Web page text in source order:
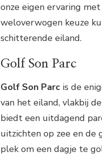
onze eigen ervaring
weloverwogen keuze
schitterende eiland.
Golf Son Parc
Golf Son Parc is de
van het eiland, vlakbij
biedt een uitdagend
uitzichten op zee en de
plek om een dagje te